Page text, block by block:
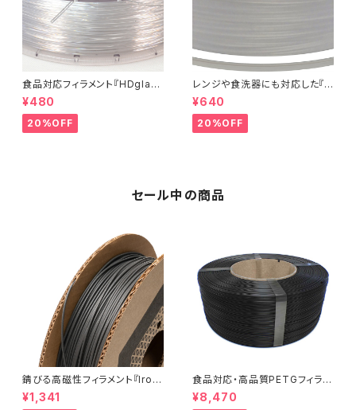
食品対応フィラメント『HDglas
s』：お試しサンプル 5M
¥480
20%OFF
レンジや食洗器にも対応した『C
entaur PP』：お試しサンプル 5
M
¥640
20%OFF
セール中の商品
錆びる高磁性フィラメント『Iron
-filled Metal Composite P
LA』：お試しサンプル 10M
¥1,341
食品対応・高品質PETGフィラメ
ント『EasyFil ePETG（Bambu
Coil）』
¥8,470